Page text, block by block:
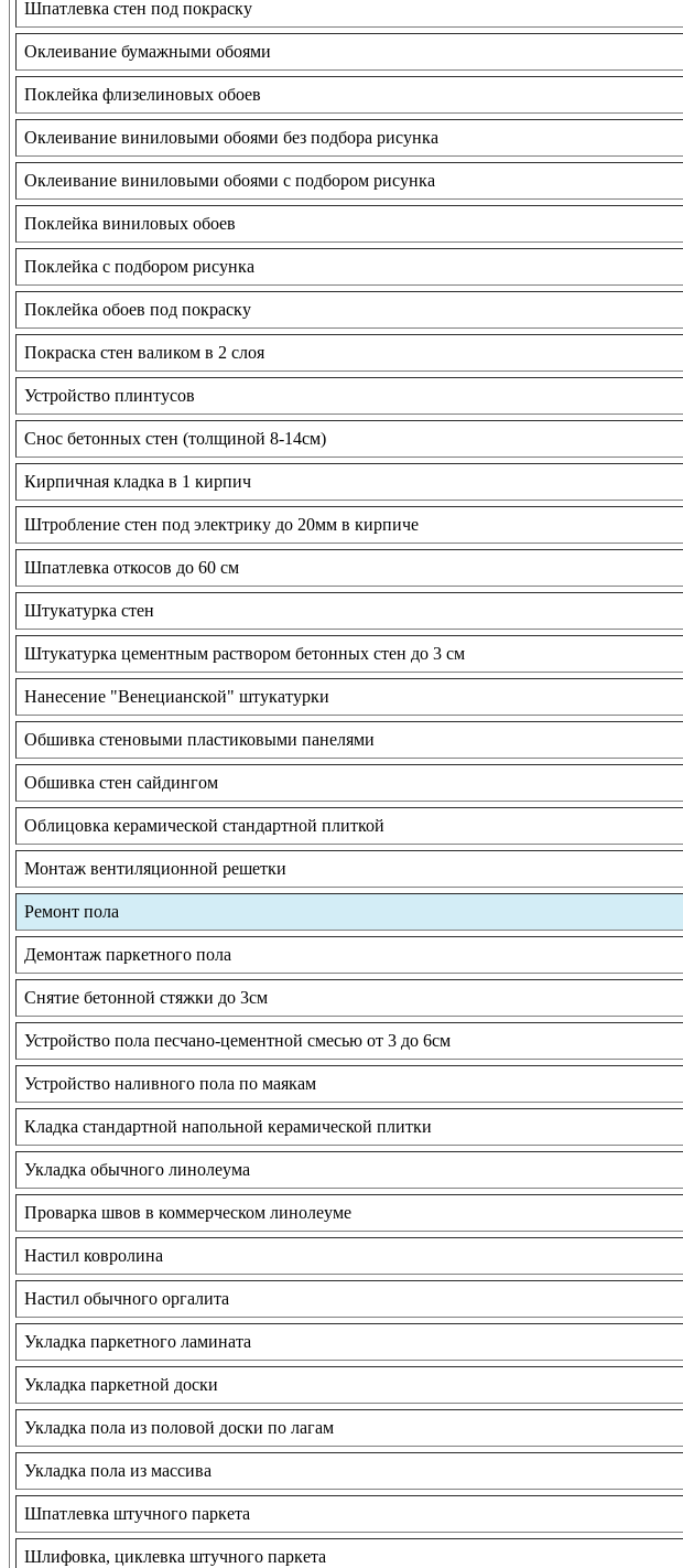
Шпатлевка стен под покраску
Оклеивание бумажными обоями
Поклейка флизелиновых обоев
Оклеивание виниловыми обоями без подбора рисунка
Оклеивание виниловыми обоями с подбором рисунка
Поклейка виниловых обоев
Поклейка с подбором рисунка
Поклейка обоев под покраску
Покраска стен валиком в 2 слоя
Устройство плинтусов
Снос бетонных стен (толщиной 8-14см)
Кирпичная кладка в 1 кирпич
Штробление стен под электрику до 20мм в кирпиче
Шпатлевка откосов до 60 см
Штукатурка стен
Штукатурка цементным раствором бетонных стен до 3 см
Нанесение "Венецианской" штукатурки
Обшивка стеновыми пластиковыми панелями
Обшивка стен сайдингом
Облицовка керамической стандартной плиткой
Монтаж вентиляционной решетки
Ремонт пола
Демонтаж паркетного пола
Снятие бетонной стяжки до 3см
Устройство пола песчано-цементной смесью от 3 до 6см
Устройство наливного пола по маякам
Кладка стандартной напольной керамической плитки
Укладка обычного линолеума
Проварка швов в коммерческом линолеуме
Настил ковролина
Настил обычного оргалита
Укладка паркетного ламината
Укладка паркетной доски
Укладка пола из половой доски по лагам
Укладка пола из массива
Шпатлевка штучного паркета
Шлифовка, циклевка штучного паркета